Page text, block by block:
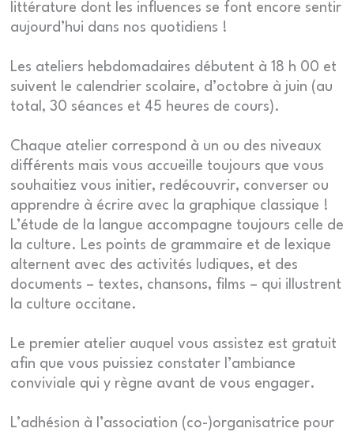
littérature dont les influences se font encore sentir
aujourd’hui dans nos quotidiens !
Les ateliers hebdomadaires débutent à 18 h 00 et
suivent le calendrier scolaire, d’octobre à juin (au
total, 30 séances et 45 heures de cours).
Chaque atelier correspond à un ou des niveaux
différents mais vous accueille toujours que vous
souhaitiez vous initier, redécouvrir, converser ou
apprendre à écrire avec la graphique classique !
L’étude de la langue accompagne toujours celle de
la culture. Les points de grammaire et de lexique
alternent avec des activités ludiques, et des
documents – textes, chansons, films – qui illustrent
la culture occitane.
Le premier atelier auquel vous assistez est gratuit
afin que vous puissiez constater l’ambiance
conviviale qui y règne avant de vous engager.
L’adhésion à l’association (co-)organisatrice pour